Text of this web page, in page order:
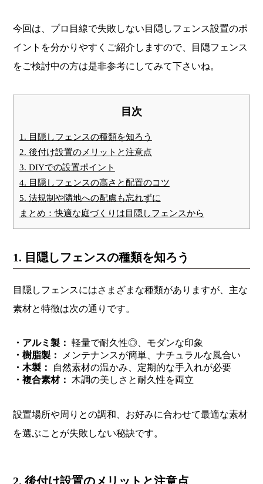
今回は、プロ目線で失敗しない目隠しフェンス設置のポ
イントを分かりやすくご紹介しますので、目隠フェンス
をご検討中の方は是非参考にしてみて下さいね。
目次
1. 目隠しフェンスの種類を知ろう
2. 後付け設置のメリットと注意点
3. DIYでの設置ポイント
4. 目隠しフェンスの高さと配置のコツ
5. 法規制や隣地への配慮も忘れずに
まとめ：快適な庭づくりは目隠しフェンスから
1. 目隠しフェンスの種類を知ろう
目隠しフェンスにはさまざまな種類がありますが、主な
素材と特徴は次の通りです。
・ アルミ製： 軽量で耐久性◎、モダンな印象
・樹脂製：
メンテナンスが簡単、ナチュラルな風合い
・木製：
自然素材の温かみ、定期的な手入れが必要
・複合素材：
木調の美しさと耐久性を両立
設置場所や周りとの調和、お好みに合わせて最適な素材
を選ぶことが失敗しない秘訣です。
2. 後付け設置のメリットと注意点